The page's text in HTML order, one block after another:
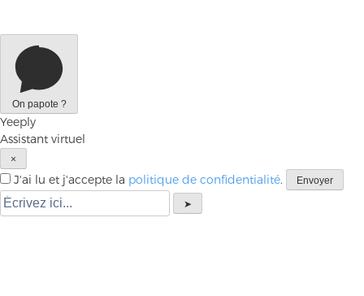
On papote ?
Yeeply
Assistant virtuel
×
J'ai lu et j'accepte la politique de confidentialité. Envoyer
➤